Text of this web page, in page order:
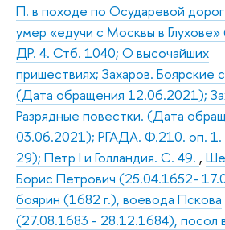
П. в походе по Осударевой
умер «едучи с Москвы в
ДР. 4. Стб. 1040; О высочайших
пришествиях; Захаров. Боярские
(Дата обращения 12.06.2021);
Разрядные повестки. (Дата
03.06.2021); РГАДА. Ф.210. оп.
29); Петр I и Голландия. С. 49. ,
Борис Петрович (25.04.1652-
боярин (1682 г.), воевода Пскова
(27.08.1683 - 28.12.1684), посол